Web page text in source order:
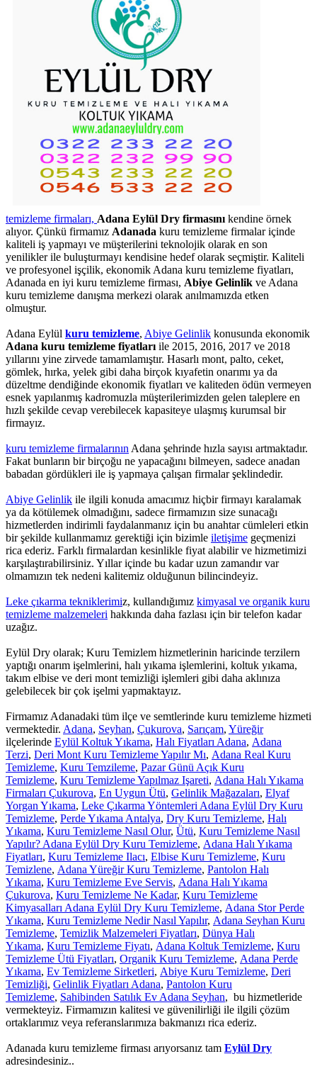
temizleme firmaları, Adana Eylül Dry firmasını kendine örnek
alıyor. Çünkü firmamız Adanada kuru temizleme firmalar içinde
kaliteli iş yapmayı ve müşterilerini teknolojik olarak en son
yenilikler ile buluşturmayı kendisine hedef olarak seçmiştir. Kaliteli
ve profesyonel işçilik, ekonomik Adana kuru temizleme fiyatları,
Adanada en iyi kuru temizleme firması, Abiye Gelinlik ve Adana
kuru temizleme danışma merkezi olarak anılmamızda etken
olmuştur.
Adana Eylül kuru temizleme, Abiye Gelinlik konusunda ekonomik
Adana kuru temizleme fiyatları ile 2015, 2016, 2017 ve 2018
yıllarını yine zirvede tamamlamıştır. Hasarlı mont, palto, ceket,
gömlek, hırka, yelek gibi daha birçok kıyafetin onarımı ya da
düzeltme dendiğinde ekonomik fiyatları ve kaliteden ödün vermeyen
esnek yapılanmış kadromuzla müşterilerimizden gelen taleplere en
hızlı şekilde cevap verebilecek kapasiteye ulaşmış kurumsal bir
firmayız.
kuru temizleme firmalarının Adana şehrinde hızla sayısı artmaktadır.
Fakat bunların bir birçoğu ne yapacağını bilmeyen, sadece anadan
babadan gördükleri ile iş yapmaya çalışan firmalar şeklindedir.
Abiye Gelinlik ile ilgili konuda amacımız hiçbir firmayı karalamak
ya da kötülemek olmadığını, sadece firmamızın size sunacağı
hizmetlerden indirimli faydalanmanız için bu anahtar cümleleri etkin
bir şekilde kullanmamız gerektiği için bizimle iletişime geçmenizi
rica ederiz. Farklı firmalardan kesinlikle fiyat alabilir ve hizmetimizi
karşılaştırabilirsiniz. Yıllar içinde bu kadar uzun zamandır var
olmamızın tek nedeni kalitemiz olduğunun bilincindeyiz.
Leke çıkarma tekniklerimiz, kullandığımız kimyasal ve organik kuru
temizleme malzemeleri hakkında daha fazlası için bir telefon kadar
uzağız.
Eylül Dry olarak; Kuru Temizlem hizmetlerinin haricinde terzilern
yaptığı onarım işelmlerini, halı yıkama işlemlerini, koltuk yıkama,
takım elbise ve deri mont temizliği işlemleri gibi daha aklınıza
gelebilecek bir çok işelmi yapmaktayız.
Firmamız Adanadaki tüm ilçe ve semtlerinde kuru temizleme hizmeti
vermektedir. Adana, Seyhan, Çukurova, Sarıçam, Yüreğir
ilçelerinde Eylül Koltuk Yıkama, Halı Fiyatları Adana, Adana
Terzi, Deri Mont Kuru Temizleme Yapılır Mı, Adana Real Kuru
Temizleme, Kuru Temzileme, Pazar Günü Açık Kuru
Temizleme, Kuru Temizleme Yapılmaz Işareti, Adana Halı Yıkama
Firmaları Çukurova, En Uygun Ütü, Gelinlik Mağazaları, Elyaf
Yorgan Yıkama, Leke Çıkarma Yöntemleri Adana Eylül Dry Kuru
Temizleme, Perde Yıkama Antalya, Dry Kuru Temizleme, Halı
Yıkama, Kuru Temizleme Nasıl Olur, Ütü, Kuru Temizleme Nasıl
Yapılır? Adana Eylül Dry Kuru Temizleme, Adana Halı Yıkama
Fiyatları, Kuru Temizleme Ilacı, Elbise Kuru Temizleme, Kuru
Temizlene, Adana Yüreğir Kuru Temizleme, Pantolon Halı
Yıkama, Kuru Temizleme Eve Servis, Adana Halı Yıkama
Çukurova, Kuru Temizleme Ne Kadar, Kuru Temizleme
Kimyasalları Adana Eylül Dry Kuru Temizleme, Adana Stor Perde
Yıkama, Kuru Temizleme Nedir Nasıl Yapılır, Adana Seyhan Kuru
Temizleme, Temizlik Malzemeleri Fiyatları, Dünya Halı
Yıkama, Kuru Temizleme Fiyatı, Adana Koltuk Temizleme, Kuru
Temizleme Ütü Fiyatları, Organik Kuru Temizleme, Adana Perde
Yıkama, Ev Temizleme Sirketleri, Abiye Kuru Temizleme, Deri
Temizliği, Gelinlik Fiyatları Adana, Pantolon Kuru
Temizleme, Sahibinden Satılık Ev Adana Seyhan, bu hizmetleride
vermekteyiz. Firmamızın kalitesi ve güvenilirliği ile ilgili çözüm
ortaklarımız veya referanslarımıza bakmanızı rica ederiz.
Adanada kuru temizleme firması arıyorsanız tam Eylül Dry
adresindesiniz..